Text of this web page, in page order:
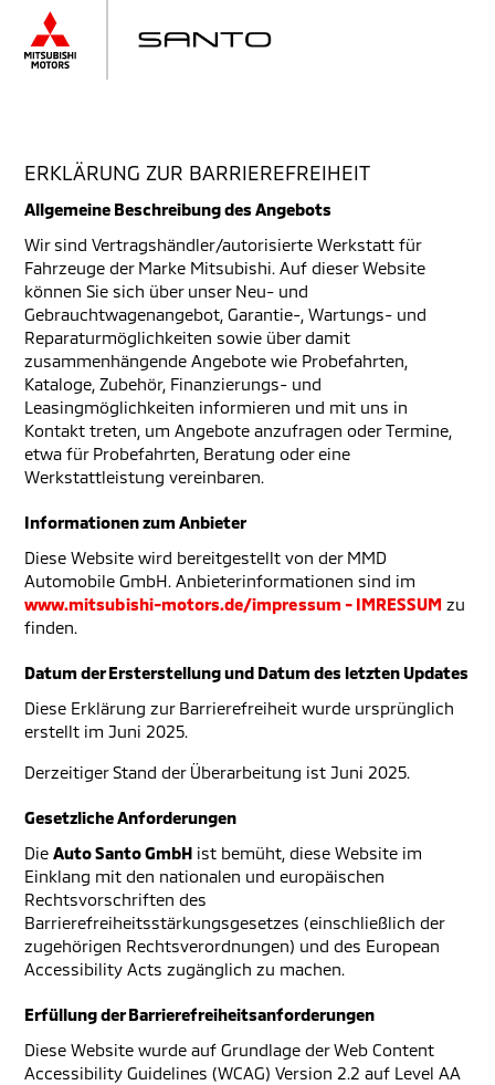
ERKLÄRUNG ZUR BARRIEREFREIHEIT
Allgemeine Beschreibung des Angebots
Wir sind Vertragshändler/autorisierte Werkstatt für
Fahrzeuge der Marke Mitsubishi. Auf dieser Website
können Sie sich über unser Neu- und
Gebrauchtwagenangebot, Garantie-, Wartungs- und
Reparaturmöglichkeiten sowie über damit
zusammenhängende Angebote wie Probefahrten,
Kataloge, Zubehör, Finanzierungs- und
Leasingmöglichkeiten informieren und mit uns in
Kontakt treten, um Angebote anzufragen oder Termine,
etwa für Probefahrten, Beratung oder eine
Werkstattleistung vereinbaren.
Informationen zum Anbieter
Diese Website wird bereitgestellt von der MMD
Automobile GmbH. Anbieterinformationen sind im
www.mitsubishi-motors.de/impressum - IMRESSUM zu
finden.
Datum der Ersterstellung und Datum des letzten Updates
Diese Erklärung zur Barrierefreiheit wurde ursprünglich
erstellt im Juni 2025.
Derzeitiger Stand der Überarbeitung ist Juni 2025.
Gesetzliche Anforderungen
Die Auto Santo GmbH ist bemüht, diese Website im
Einklang mit den nationalen und europäischen
Rechtsvorschriften des
Barrierefreiheitsstärkungsgesetzes (einschließlich der
zugehörigen Rechtsverordnungen) und des European
Accessibility Acts zugänglich zu machen.
Erfüllung der Barrierefreiheitsanforderungen
Diese Website wurde auf Grundlage der Web Content
Accessibility Guidelines (WCAG) Version 2.2 auf Level AA